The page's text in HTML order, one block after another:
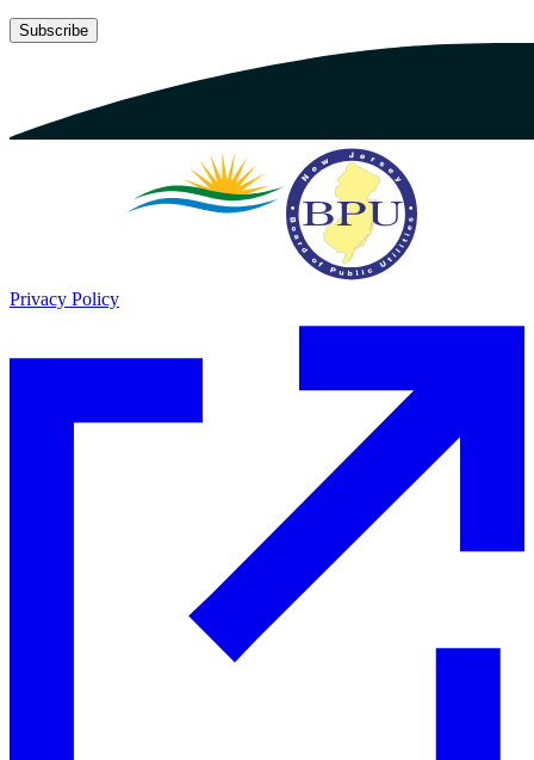
Subscribe​​​​‌ ‍ ​‍​‍‌‍ ‌ ​‍‌‍‍‌‌‍‌ ‌‍‍‌‌‍ ‍​‍​‍​ ‍‍​‍​‍‌ ​ ‌‍​‌‌‍ ‍‌‍‍‌‌ ‌​‌ ‍‌​‍ ‍‌‍‍‌‌‍ ​‍​‍​‍ ​​‍​‍‌‍‍​‌ ​‍‌‍‌‌‌‍‌‍​‍​‍​ ‍‍​‍​‍‌‍‍​‌ ‌​‌ ‌​‌ ​​​ ‍‍​‍ ​‍ ‌‍ ​‌‍ ‌‍​ ‌‍​‌‌‍ ​‌‍‍​‌‍ ‌ ​ ‌ ‌​​ ‍‍​ ​ ​ ​ ​ ​ ​ ​ ​‍ ‌‍‍‌‌‍ ‍‌ ‌​‌‍‌‌‌‍ ‍‌ ‌​​‍ ‌‍‌‌‌‍‌​‌‍‍‌‌ ‌​​‍ ‌‍ ‌‌‍ ‌‍‌​‌‍‌‌​ ‌‌ ​​‌ ​‍‌‍‌‌‌ ​ ‌‍‌‌‌‍ ‍‌ ‌​‌‍​‌‌ ‌​‌‍‍‌‌‍ ‌‍ ‍​ ‍ ‌‍‍‌‌‍‌​​ ‌‌ ​ ‌‍‍‌‌ ‌​‌‍‌‌‌​‌‍‌‍ ‌‍ ‌ ‌​‌‍‌‌‌ ​‍​ ‍ ‌ ‌​‌ ‍‌‌ ​​‌‍‌‌​ ‌‌‍‌‍‌‍ ‌‍ ‌ ‌​‌‍‌‌‌ ​‍​ ‍ ‌ ​​‌‍​‌‌ ‌​‌‍‍​​ ‌‌‍ ‍‌‍‌‌‌ ‌ ‌ ​ ‌‍ ​‌‍‌‌‌ ‌​‌ ‌​‌‍‌‌‌ ​‍​‍ ‍‌‍​‍‌ ‌​‌‍ ‍​ ‌‍​‍‌‍​‌‌ ​ ‌‍‌‌‌‌‌‌‌ ​‍‌‍ ​​ ‌‌‍‍​‌ ‌​‌ ‌​‌ ​​​‍‌‌​ ​ ‌​​‌​‍‌‌​ ​‍‌​‌‍​‍‌‌​ ​‍‌​‌‍‌‍ ​‌‍ ‌‍​ ‌‍​‌‌‍ ​‌‍‍​‌‍ ‌ ​ ‌ ‌​​‍‌‌​ ​ ‌​​‌​ ​ ​ ​ ​ ​ ​ ​ ​‍‌‍‌‍‍‌‌‍‌​​ ‌‌ ​ ‌‍‍‌‌ ‌​‌‍‌‌‌​‌‍‌‍ ‌‍ ‌ ‌​‌‍‌‌‌ ​‍​‍‌‍‌ ‌​‌ ‍‌‌ ​​‌‍‌‌​ ‌‌‍‌‍‌‍ ‌‍ ‌ ‌​‌‍‌‌‌ ​‍​‍‌‍‌ ​​‌‍​‌‌ ‌​‌‍‍​​ ‌‌‍ ‍‌‍‌‌‌ ‌ ‌ ​ ‌‍ ​‌‍‌‌‌ ‌​‌ ‌​‌‍‌‌‌ ​‍​‍ ‍‌‍​‍‌ ‌​‌‍ ‍​‍‌‍‌ ​​‌‍‌‌‌ ​‍‌ ​ ‌ ​​‌‍‌‌‌‍​ ‌ ‌​‌‍‍‌‌ ‌‍‌‍‌‌​ ‌‌ ​​‌ ‌‌‌‍​‍‌‍ ​‌‍‍‌‌ ​ ‌‍‍​‌‍‌‌‌‍‌​​‍​‍‌ ‌
Privacy Policy